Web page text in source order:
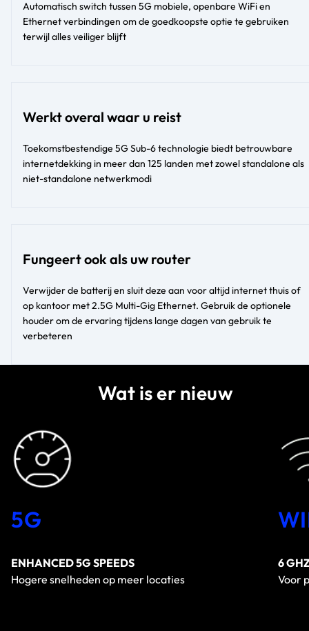
Automatisch switch tussen 5G mobiele, openbare WiFi en
Ethernet verbindingen om de goedkoopste optie te gebruiken
terwijl alles veiliger blijft
Werkt overal waar u reist
Toekomstbestendige 5G Sub-6 technologie biedt betrouwbare
internetdekking in meer dan 125 landen met zowel standalone als
niet-standalone netwerkmodi
Fungeert ook als uw router
Verwijder de batterij en sluit deze aan voor altijd internet thuis of
op kantoor met 2.5G Multi-Gig Ethernet. Gebruik de optionele
houder om de ervaring tijdens lange dagen van gebruik te
verbeteren
Wat is er nieuw
5G
ENHANCED 5G SPEEDS
Hogere snelheden op meer locaties
6
Voor